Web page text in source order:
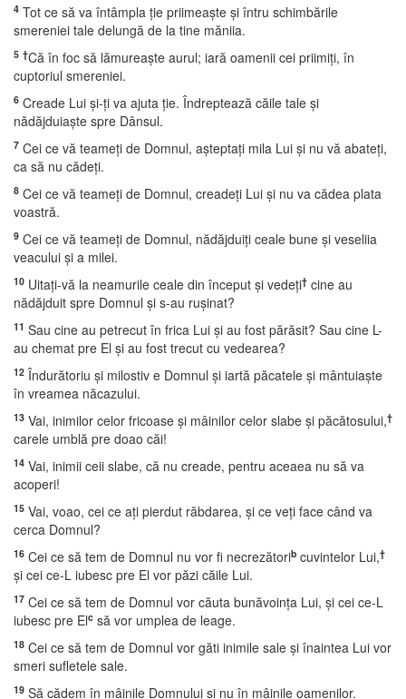
4 Tot ce să va întâmpla ţie priimeaşte şi întru schimbările
smereniei tale delungă de la tine măniia.
5 †Că în foc să lămureaşte aurul; iară oamenii cei priimiţi, în
cuptoriul smereniei.
6 Creade Lui şi-ţi va ajuta ţie. Îndreptează căile tale şi
nădăjduiaşte spre Dânsul.
7 Cei ce vă teameţi de Domnul, aşteptaţi mila Lui şi nu vă abateţi,
ca să nu cădeţi.
8 Cei ce vă teameţi de Domnul, creadeţi Lui şi nu va cădea plata
voastră.
9 Cei ce vă teameţi de Domnul, nădăjduiţi ceale bune şi veseliia
veacului şi a milei.
10 Uitaţi-vă la neamurile ceale din început şi vedeţi† cine au
nădăjduit spre Domnul şi s-au ruşinat?
11 Sau cine au petrecut în frica Lui şi au fost părăsit? Sau cine L-
au chemat pre El şi au fost trecut cu vedearea?
12 Îndurătoriu şi milostiv e Domnul şi iartă păcatele şi mântuiaşte
în vreamea năcazului.
13 Vai, inimilor celor fricoase şi mâinilor celor slabe şi păcătosului,†
carele umblă pre doao căi!
14 Vai, inimii ceii slabe, că nu creade, pentru aceaea nu să va
acoperi!
15 Vai, voao, cei ce aţi pierdut răbdarea, şi ce veţi face când va
cerca Domnul?
16 Cei ce să tem de Domnul nu vor fi necrezătorib cuvintelor Lui,†
şi cei ce-L iubesc pre El vor păzi căile Lui.
17 Cei ce să tem de Domnul vor căuta bunăvoinţa Lui, şi cei ce-L
iubesc pre Elc să vor umplea de leage.
18 Cei ce să tem de Domnul vor găti inimile sale şi înaintea Lui vor
smeri sufletele sale.
19 Să cădem în mâinile Domnului şi nu în mâinile oamenilor.